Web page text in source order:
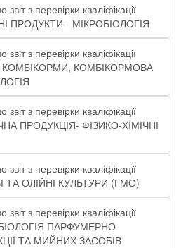
з перевірки кваліфікації
ПРОДУКТИ - МІКРОБІОЛОГІЯ​
з перевірки кваліфікації
КОМБІКОРМИ, КОМБІКОРМОВА
з перевірки кваліфікації
ПРОДУКЦІЯ- ФІЗИКО-ХІМІЧНІ
з перевірки кваліфікації
ТА ОЛІЙНІ КУЛЬТУРИ (ГМО)
з перевірки кваліфікації
ПАРФУМЕРНО-
ТА МИЙНИХ ЗАСОБІВ